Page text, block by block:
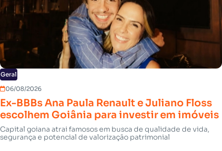
Geral
06/08/2026
Ex-BBBs Ana Paula Renault e Juliano Floss
escolhem Goiânia para investir em imóveis
Capital goiana atrai famosos em busca de qualidade de vida,
segurança e potencial de valorização patrimonial